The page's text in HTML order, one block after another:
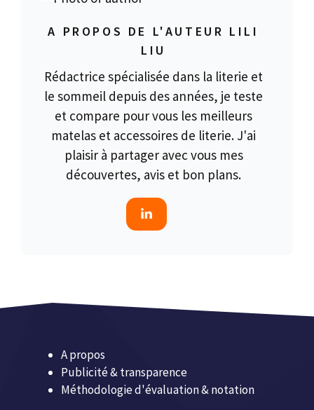
A PROPOS DE L'AUTEUR LILI
LIU
Rédactrice spécialisée dans la literie et
le sommeil depuis des années, je teste
et compare pour vous les meilleurs
matelas et accessoires de literie. J'ai
plaisir à partager avec vous mes
découvertes, avis et bon plans.
A propos
Publicité & transparence
Méthodologie d'évaluation & notation